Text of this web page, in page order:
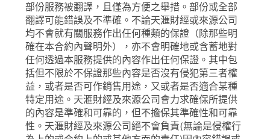
部份服務被翻譯，且僅為方便之舉措。部份或全部
翻譯可能錯誤及不準確。不論天滙財經或來源公司
均不會就有關服務作出任何種類的保證（除那些明
確在本合約內聲明外），亦不會明確地或含蓄地對
任何透過本服務提供的內容作出任何保證。其中包
括但不限於不保證那些內容是否沒有侵犯第三者權
益，或者是否可作銷售用途，又或者是否適合某種
特定用途。天滙財經及來源公司會力求確保所提供
的內容是準確和可靠的，但不擔保其準確性和可靠
性。天滙財經及來源公司絕不會負責(無論是侵權行